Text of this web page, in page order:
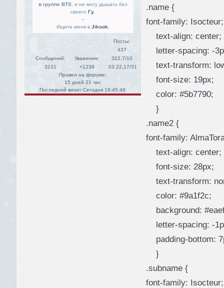
в группе BTS, и не могу дышать без
своего Гу.
--
Ищите меня в Jikook.
Сообщений:
3231
Уважение:
+1239
Посты:
437
322,7/10
03.22,17/31
Провел на форуме:
15 дней 21 час
Последний визит:Сегодня 16:45:48
.name {
font-family: Isocteur;
text-align: center;
letter-spacing: -
text-transform:
font-size: 19px;
color: #5b7790;
}
.name2 {
font-family:
text-align: center;
font-size: 28px;
text-transform:
color: #9a1f2c;
background:
letter-spacing: -
padding-bottom:
}
.subname {
font-family: Isocteur;